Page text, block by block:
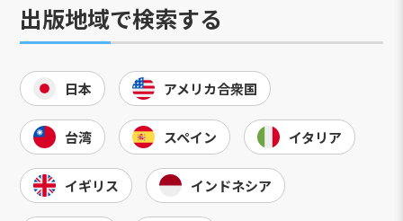
出版地域で検索する
日本 アメリカ合衆国
台湾 スペイン イタリア
イギリス インドネシア